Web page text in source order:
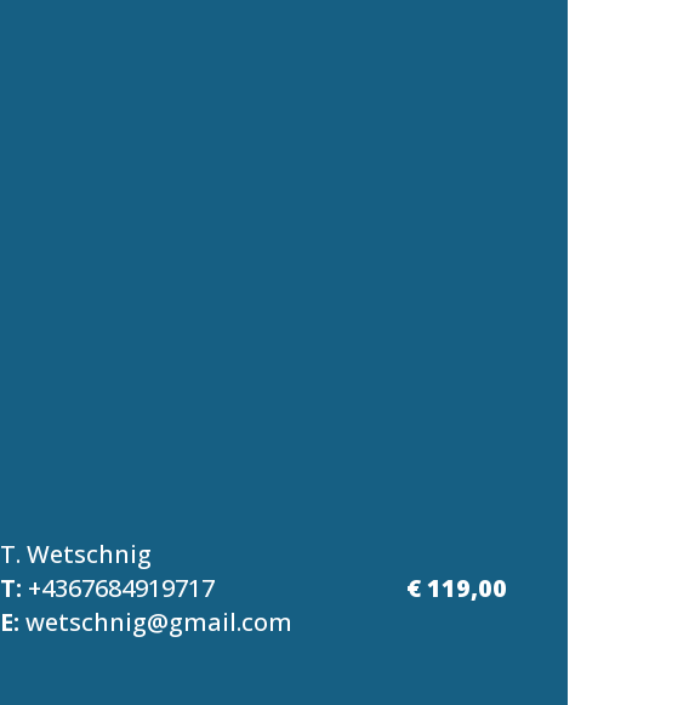
T. Wetschnig
T: +4367684919717
E: wetschnig@gmail.com
€ 119,00